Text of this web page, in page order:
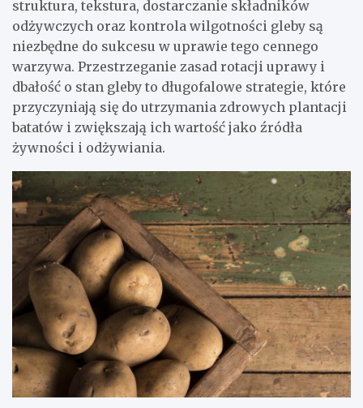
struktura, tekstura, dostarczanie składników
odżywczych oraz kontrola wilgotności gleby są
niezbędne do sukcesu w uprawie tego cennego
warzywa. Przestrzeganie zasad rotacji uprawy i
dbałość o stan gleby to długofalowe strategie, które
przyczyniają się do utrzymania zdrowych plantacji
batatów i zwiększają ich wartość jako źródła
żywności i odżywiania.